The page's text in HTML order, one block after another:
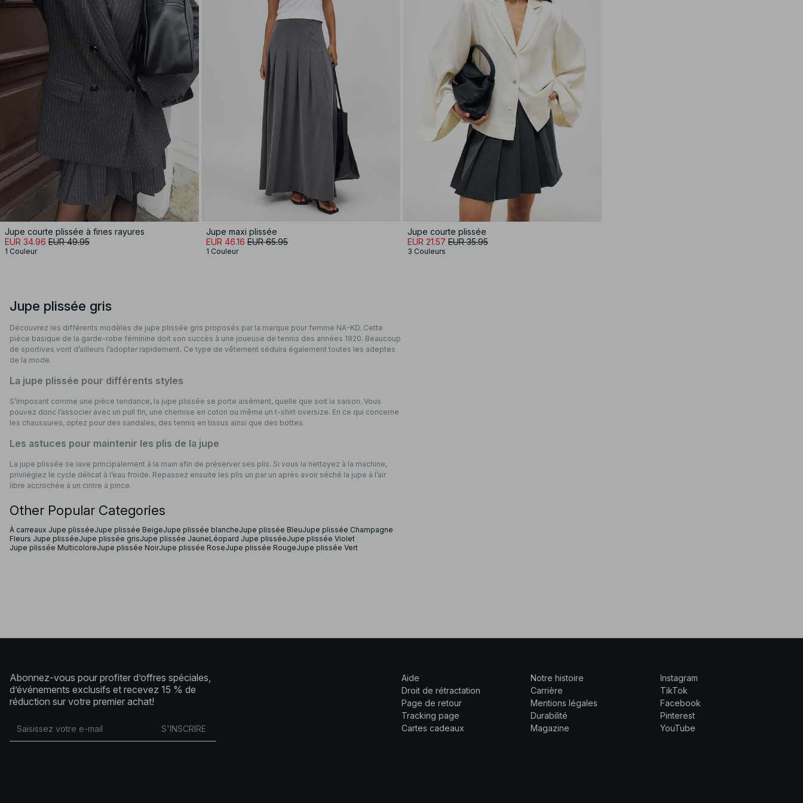
Jupe courte plissée à fines rayures
EUR 34.96 EUR 49.95
1 Couleur
Jupe maxi plissée
EUR 46.16 EUR 65.95
1 Couleur
Jupe courte plissée
EUR 21.57 EUR 35.95
3 Couleurs
Jupe plissée gris
Découvrez les différents modèles de jupe plissée gris proposés par la marque pour femme NA-KD. Cette
pièce basique de la garde-robe féminine doit son succès à une joueuse de tennis des années 1920. Beaucoup
de sportives vont d’ailleurs l’adopter rapidement. Ce type de vêtement séduira également toutes les adeptes
de la mode.
La jupe plissée pour différents styles
S’imposant comme une pièce tendance, la jupe plissée se porte aisément, quelle que soit la saison. Vous
pouvez donc l’associer avec un pull fin, une chemise en coton ou même un t-shirt oversize. En ce qui concerne
les chaussures, optez pour des sandales, des tennis en tissus ainsi que des bottes.
Les astuces pour maintenir les plis de la jupe
La jupe plissée se lave principalement à la main afin de préserver ses plis. Si vous la nettoyez à la machine,
privilégiez le cycle délicat à l’eau froide. Repassez ensuite les plis un par un après avoir séché la jupe à l’air
libre accrochée à un cintre à pince.
Other Popular Categories
À carreaux Jupe plisséeJupe plissée BeigeJupe plissée blancheJupe plissée BleuJupe plissée Champagne
Fleurs Jupe plisséeJupe plissée grisJupe plissée JauneLéopard Jupe plisséeJupe plissée Violet
Jupe plissée MulticoloreJupe plissée NoirJupe plissée RoseJupe plissée RougeJupe plissée Vert
Abonnez-vous pour profiter d’offres spéciales,
d’événements exclusifs et recevez 15 % de
réduction sur votre premier achat!
S'INSCRIRE
Aide
Droit de rétractation
Page de retour
Tracking page
Cartes cadeaux
Notre histoire
Carrière
Mentions légales
Durabilité
Magazine
Instagram
TikTok
Facebook
Pinterest
YouTube